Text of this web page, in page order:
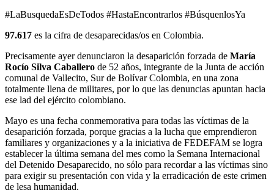
#LaBusquedaEsDeTodos #HastaEncontrarlos #BúsquenlosYa
97.617 es la cifra de desaparecidas/os en Colombia.
Precisamente ayer denunciaron la desaparición forzada de María
Rocío Silva Caballero de 52 años, integrante de la Junta de acción
comunal de Vallecito, Sur de Bolívar Colombia, en una zona
totalmente llena de militares, por lo que las denuncias apuntan hacia
ese lad del ejército colombiano.
Mayo es una fecha conmemorativa para todas las víctimas de la
desaparición forzada, porque gracias a la lucha que emprendieron
familiares y organizaciones y a la iniciativa de FEDEFAM se logra
establecer la última semana del mes como la Semana Internacional
del Detenido Desaparecido, no sólo para recordar a las víctimas sino
para exigir su presentación con vida y la erradicación de este crimen
de lesa humanidad.